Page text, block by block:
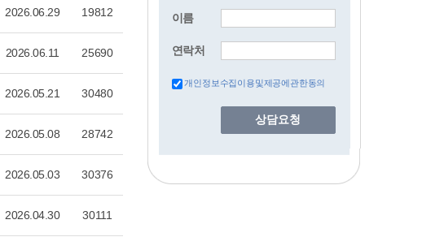
이름
연락처
개인정보수집이용및제공에관한동의
상담요청